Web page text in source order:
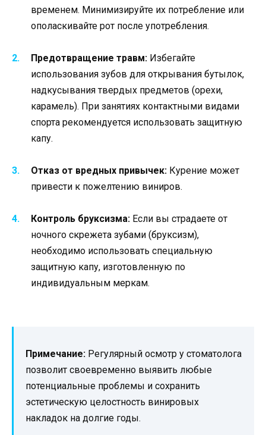
временем. Минимизируйте их потребление или
ополаскивайте рот после употребления.
Предотвращение травм: Избегайте
использования зубов для открывания бутылок,
надкусывания твердых предметов (орехи,
карамель). При занятиях контактными видами
спорта рекомендуется использовать защитную
капу.
Отказ от вредных привычек: Курение может
привести к пожелтению виниров.
Контроль бруксизма: Если вы страдаете от
ночного скрежета зубами (бруксизм),
необходимо использовать специальную
защитную капу, изготовленную по
индивидуальным меркам.
Примечание: Регулярный осмотр у стоматолога
позволит своевременно выявить любые
потенциальные проблемы и сохранить
эстетическую целостность винировых
накладок на долгие годы.